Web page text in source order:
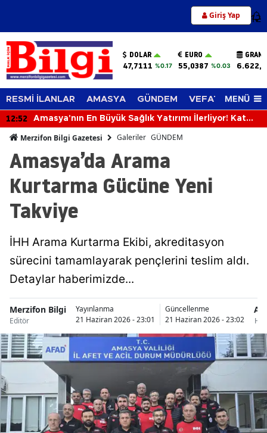
Giriş Yap 12
DOLAR
47,7111 %0.17
EURO
55,0387 %0.03
RESMİ İLANLAR AMASYA GÜNDEM VEFAT EDENLER
MENÜ
12:13 Merzifonspor'dan Transfer Şov!
Merzifon Bilgi Gazetesi Galeriler GÜNDEM
Amasya’da Arama
Kurtarma Gücüne Yeni
Takviye
İHH Arama Kurtarma Ekibi, akreditasyon
sürecini tamamlayarak pençlerini teslim aldı.
Detaylar haberimizde...
Merzifon Bilgi
Editör
Yayınlanma
21 Haziran 2026 - 23:01
Güncellenme
21 Haziran 2026 - 23:02